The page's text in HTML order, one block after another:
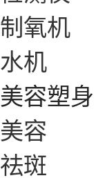
制氧机
水机
美容塑身
美容
祛斑